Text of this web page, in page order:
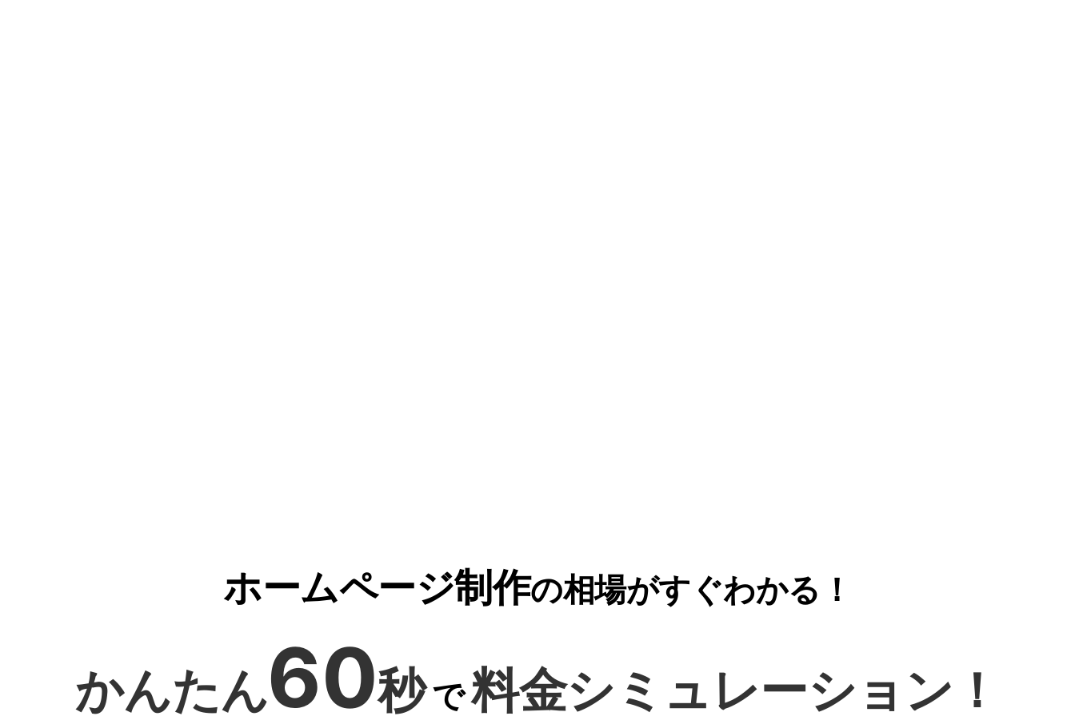
ホームページ制作の相場がすぐわかる！
かんたん60秒で料金シミュレーション！